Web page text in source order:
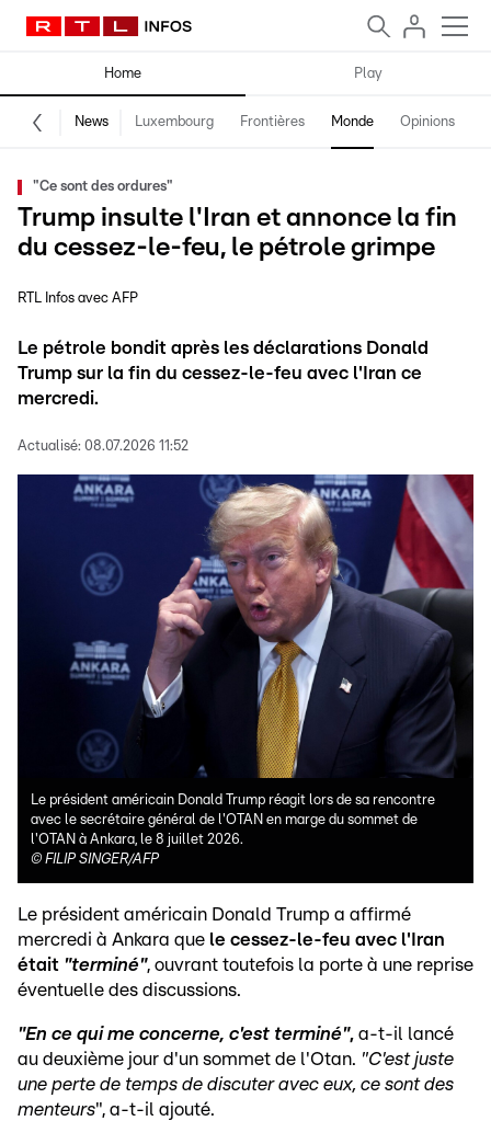
Home Play
News Luxembourg Frontières Monde Opinions
"Ce sont des ordures"
Trump insulte l'Iran et annonce la fin
du cessez-le-feu, le pétrole grimpe
RTL Infos avec AFP
Le pétrole bondit après les déclarations Donald
Trump sur la fin du cessez-le-feu avec l'Iran ce
mercredi.
Actualisé: 08.07.2026 11:52
Le président américain Donald Trump réagit lors de sa rencontre
avec le secrétaire général de l'OTAN en marge du sommet de
l'OTAN à Ankara, le 8 juillet 2026.
© FILIP SINGER/AFP
Le président américain Donald Trump a affirmé
mercredi à Ankara que le cessez-le-feu avec l'Iran
était "terminé", ouvrant toutefois la porte à une reprise
éventuelle des discussions.
"En ce qui me concerne, c'est terminé", a-t-il lancé
au deuxième jour d'un sommet de l'Otan. "C'est juste
une perte de temps de discuter avec eux, ce sont des
menteurs", a-t-il ajouté.